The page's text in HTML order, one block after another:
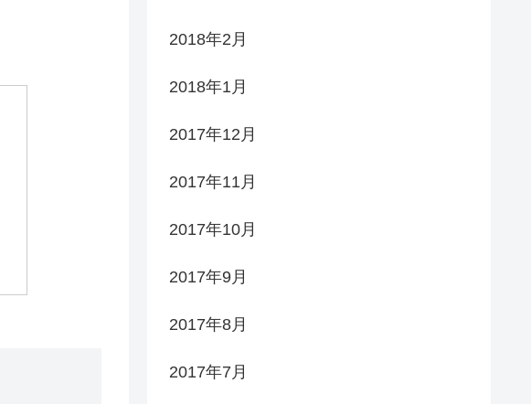
2018年2月
2018年1月
2017年12月
2017年11月
2017年10月
2017年9月
2017年8月
2017年7月